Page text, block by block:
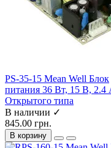
PS-35-15 Mean Well Блок
питания 36 Вт, 15 В, 2.4
Открытого типа
В наличии ✓
845.00 грн.
В корзину